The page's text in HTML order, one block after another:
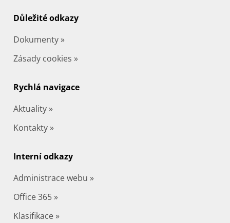
Důležité odkazy
Dokumenty »
Zásady cookies »
Rychlá navigace
Aktuality »
Kontakty »
Interní odkazy
Administrace webu »
Office 365 »
Klasifikace »